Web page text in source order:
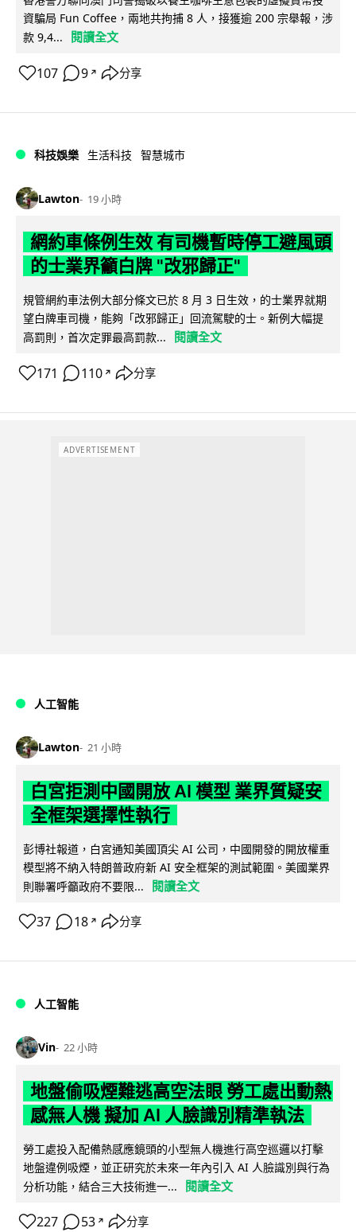
資騙局 Fun Coffee，兩地共拘捕 8 人，接獲逾 200 宗舉報，涉
款 9,4...
閱讀全文
107 9 ↗ 分享
科技娛樂 生活科技 智慧城市
Lawton 19 小時
網約車條例生效 有司機暫時停工避風頭
的士業界籲白牌 "改邪歸正"
規管網約車法例大部分條文已於 8 月 3 日生效，的士業界就期
望白牌車司機，能夠「改邪歸正」回流駕駛的士。新例大幅提
高罰則，首次定罪最高罰款...
閱讀全文
171 110 ↗ 分享
ADVERTISEMENT
人工智能
Lawton 21 小時
白宮拒測中國開放 AI 模型 業界質疑安
全框架選擇性執行
彭博社報道，白宮通知美國頂尖 AI 公司，中國開發的開放權重
模型將不納入特朗普政府新 AI 安全框架的測試範圍。美國業界
則聯署呼籲政府不要限...
閱讀全文
37 18 ↗ 分享
人工智能
Vin 22 小時
地盤偷吸煙難逃高空法眼 勞工處出動熱
感無人機 擬加 AI 人臉識別精準執法
勞工處投入配備熱感應鏡頭的小型無人機進行高空巡邏以打擊
地盤違例吸煙，並正研究於未來一年內引入 AI 人臉識別與行為
分析功能，結合三大技術進一...
閱讀全文
227 53 ↗ 分享